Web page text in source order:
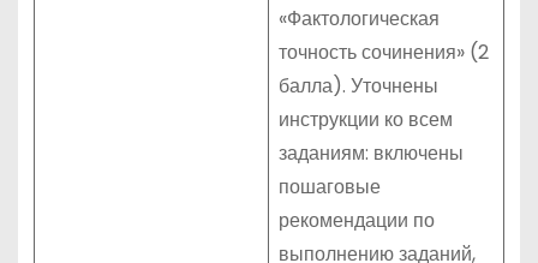
«Фактологическая
точность сочинения» (2
балла). Уточнены
инструкции ко всем
заданиям: включены
пошаговые
рекомендации по
выполнению заданий,